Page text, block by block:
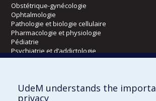
Obstétrique-gynécologie
Ophtalmologie
Pathologie et biologie cellulaire
Pharmacologie et physiologie
Pédiatrie
Psychiatrie et d’addictologie
Radiologie, radio-oncologie et médecine
Écoles
UdeM understands the
privacy